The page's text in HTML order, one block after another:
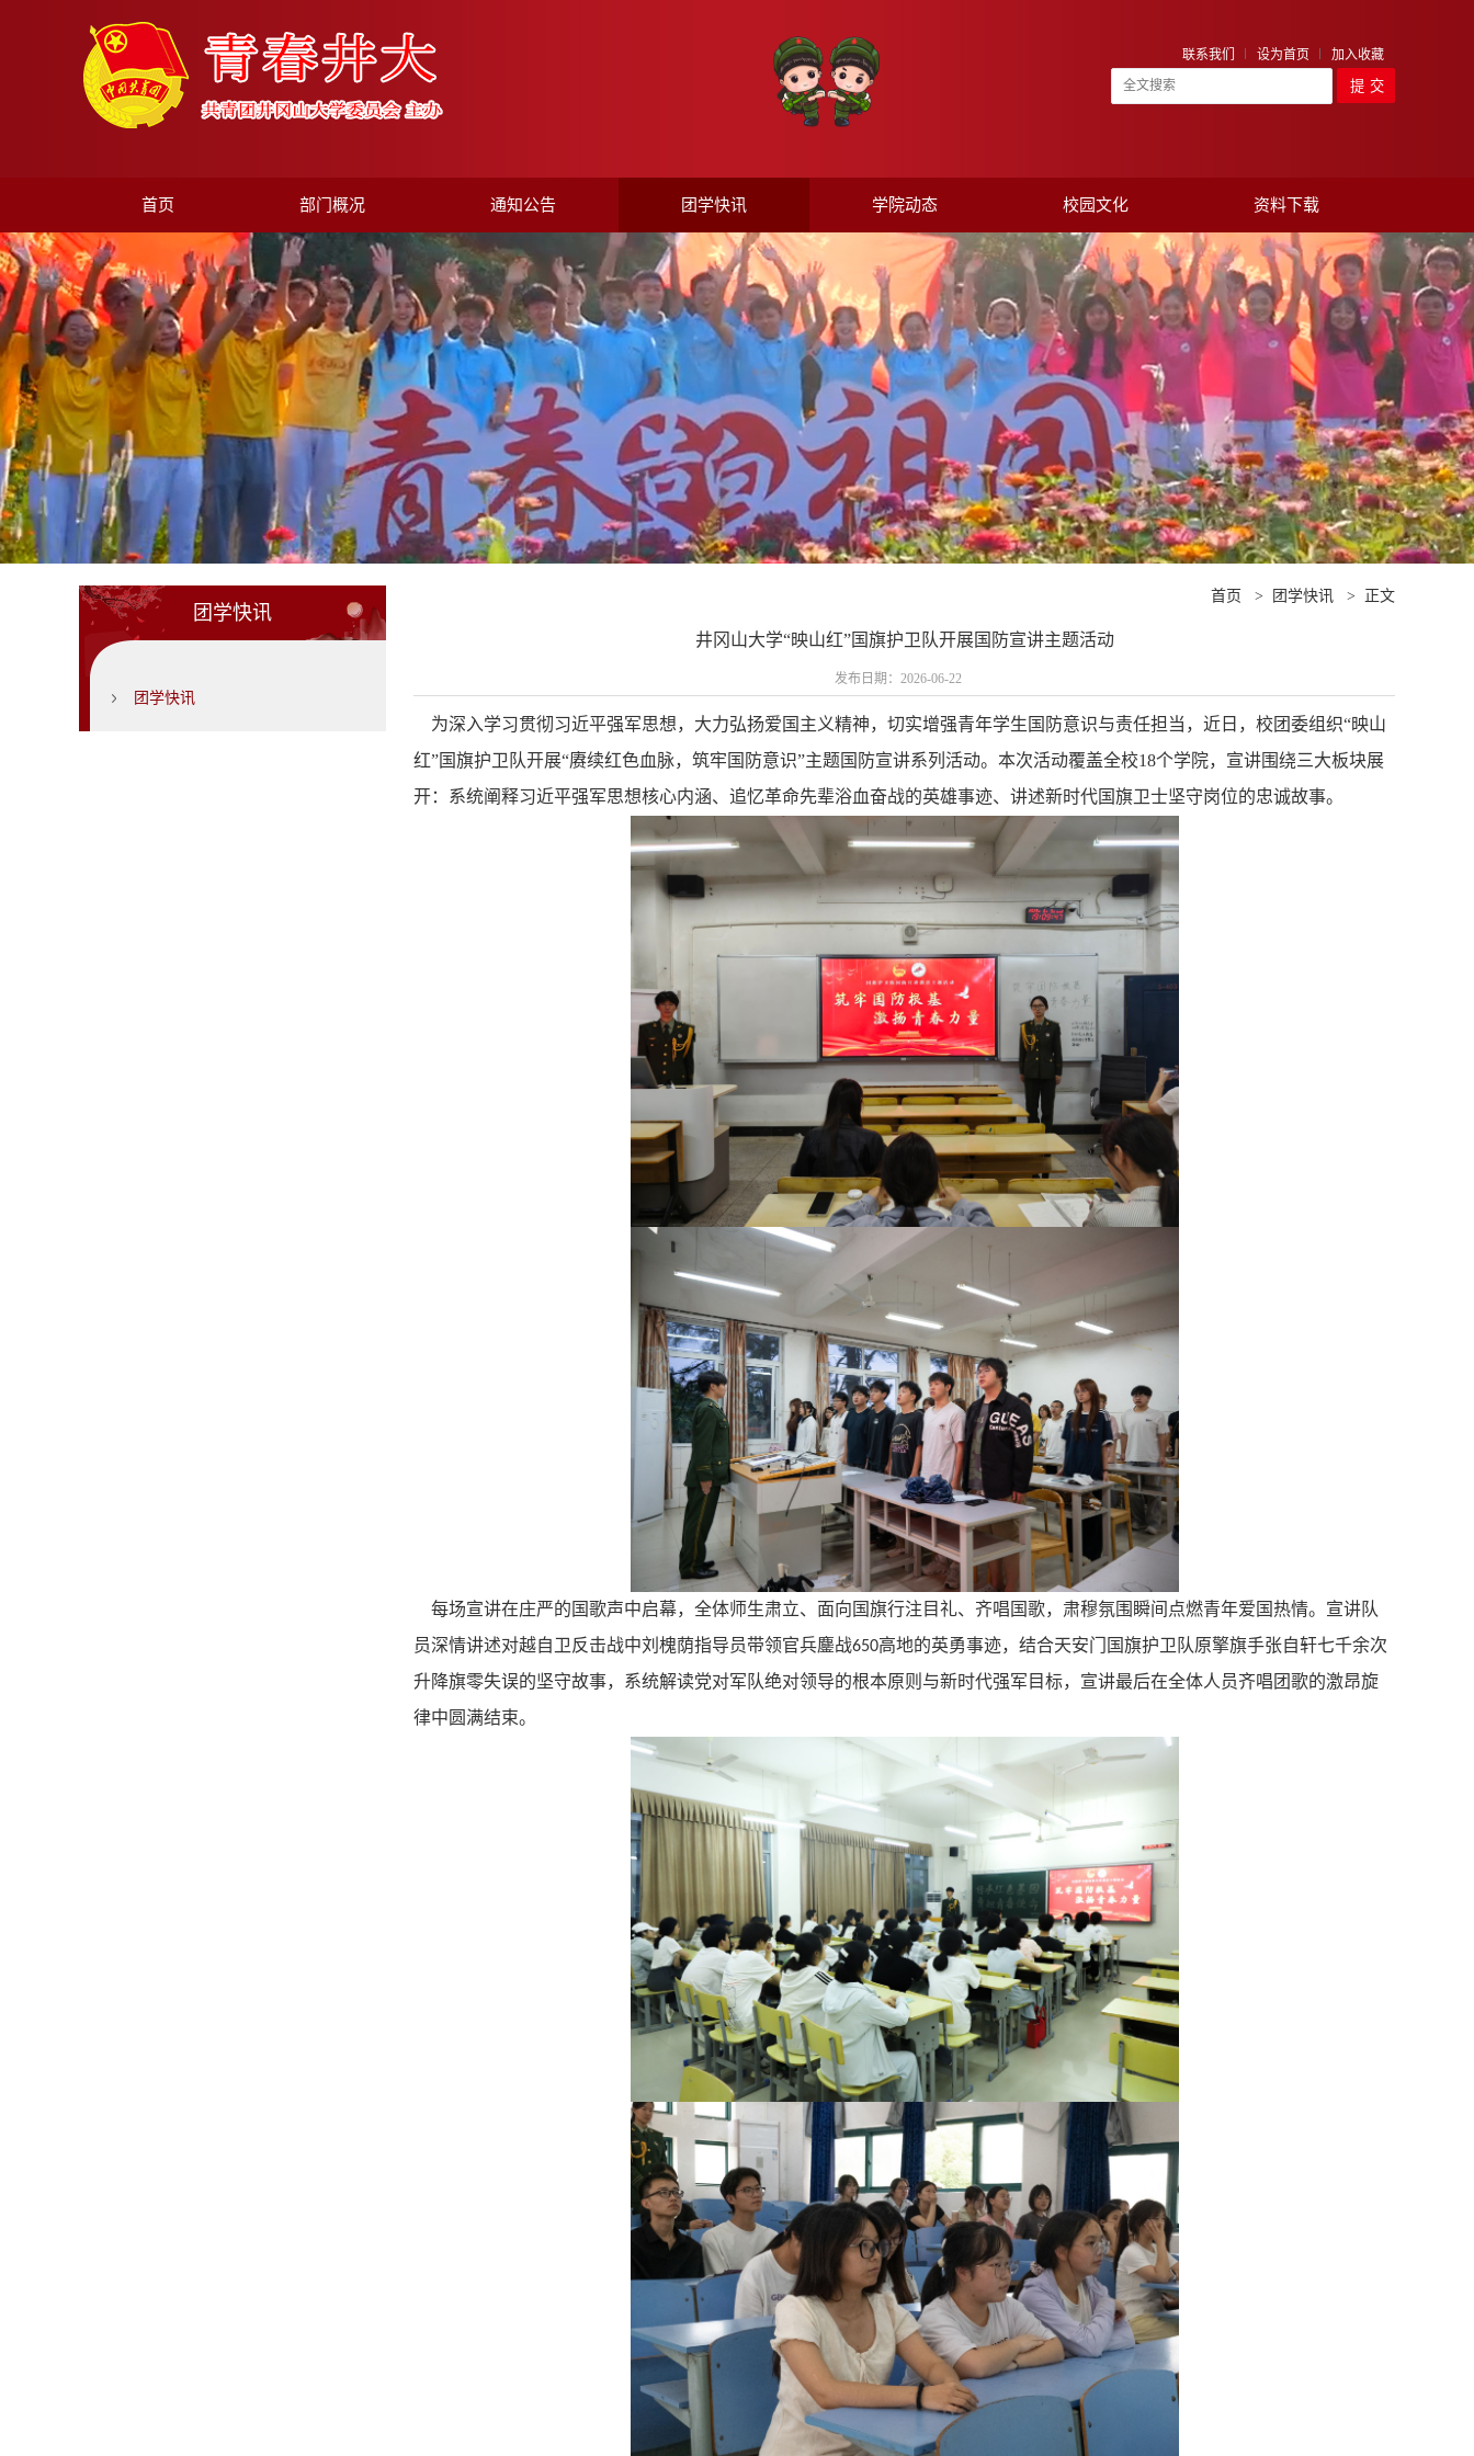
联系我们 设为首页 加入收藏
首页 部门概况 通知公告 团学快讯 学院动态 校园文化 资料下载
团学快讯
团学快讯
首页 > 团学快讯 > 正文
井冈山大学“映山红”国旗护卫队开展国防宣讲主题活动
发布日期：2026-06-22
为深入学习贯彻习近平强军思想，大力弘扬爱国主义精神，切实增强青年学生国防意识与责任担当，近日，校团委组织“映山
红”国旗护卫队开展“赓续红色血脉，筑牢国防意识”主题国防宣讲系列活动。本次活动覆盖全校18个学院，宣讲围绕三大板块展
开：系统阐释习近平强军思想核心内涵、追忆革命先辈浴血奋战的英雄事迹、讲述新时代国旗卫士坚守岗位的忠诚故事。
每场宣讲在庄严的国歌声中启幕，全体师生肃立、面向国旗行注目礼、齐唱国歌，肃穆氛围瞬间点燃青年爱国热情。宣讲队
员深情讲述对越自卫反击战中刘槐荫指导员带领官兵鏖战650高地的英勇事迹，结合天安门国旗护卫队原擎旗手张自轩七千余次
升降旗零失误的坚守故事，系统解读党对军队绝对领导的根本原则与新时代强军目标，宣讲最后在全体人员齐唱团歌的激昂旋
律中圆满结束。